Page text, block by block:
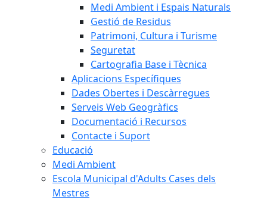
Medi Ambient i Espais Naturals
Gestió de Residus
Patrimoni, Cultura i Turisme
Seguretat
Cartografia Base i Tècnica
Aplicacions Específiques
Dades Obertes i Descàrregues
Serveis Web Geogràfics
Documentació i Recursos
Contacte i Suport
Educació
Medi Ambient
Escola Municipal d'Adults Cases dels
Mestres